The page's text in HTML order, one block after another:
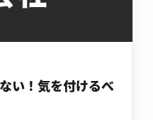
い！気を付けるべ